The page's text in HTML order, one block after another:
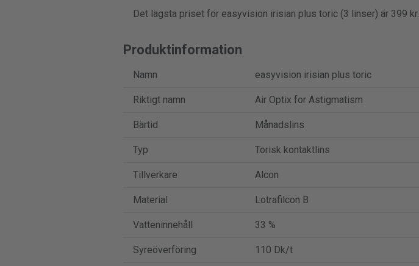
Det lägsta priset för easyvision irisian plus toric (3 linser) är 399 kr.
Produktinformation
Namn easyvision irisian plus toric
Riktigt namn Air Optix for Astigmatism
Bärtid Månadslins
Typ Torisk kontaktlins
Tillverkare Alcon
Material Lotrafilcon B
Vatteninnehåll 33 %
Syreöverföring 110 Dk/t